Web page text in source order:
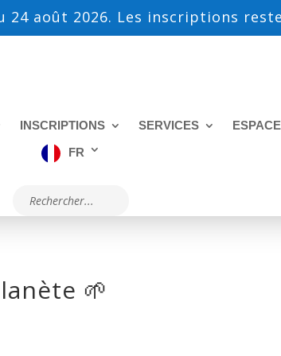
24 août 2026. Les inscriptions
INSCRIPTIONS SERVICES
FR
🌱